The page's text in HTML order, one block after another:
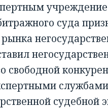
суда
свободной
судебной